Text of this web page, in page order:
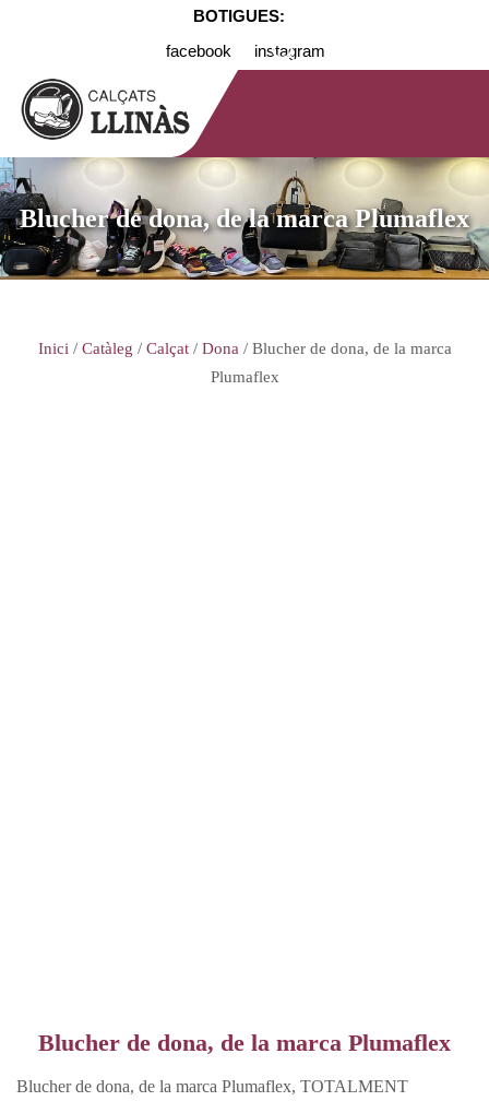
BOTIGUES:
facebook
instagram
Blucher de dona, de la marca Plumaflex
Inici / Catàleg / Calçat/ Dona / Blucher de dona, de la marca
Plumaflex
Blucher de dona, de la marca Plumaflex
Blucher de dona, de la marca Plumaflex, TOTALMENT